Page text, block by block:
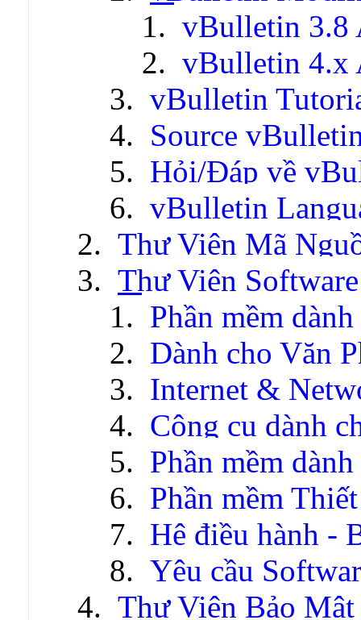
vBulletin 3.8
vBulletin 4.x
vBulletin
Source
Hỏi/Đáp về
vBulletin
Thư Viện Mã
Thư Viện Software
Phần mềm
Dành cho Văn
Internet &
Công cụ dành
Phần mềm
Phần mềm
Hệ điều hành -
Yêu cầu
Thư Viện Bảo Mật